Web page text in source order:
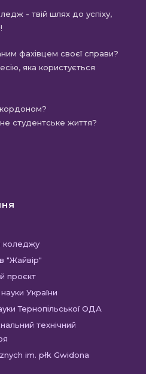
- твій шлях до успіху,
фахівцем своєї справи?
яка користується
студентське життя?
коледжуВідкриється
в
вкладці
"Жайвір"
новій
вкладці
проєктВідкриється
в
новій
вкладці
України
в
новій
Тернопільської ОДА
технічний
im. płk Gwidona